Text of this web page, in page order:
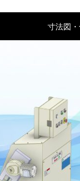
寸法図